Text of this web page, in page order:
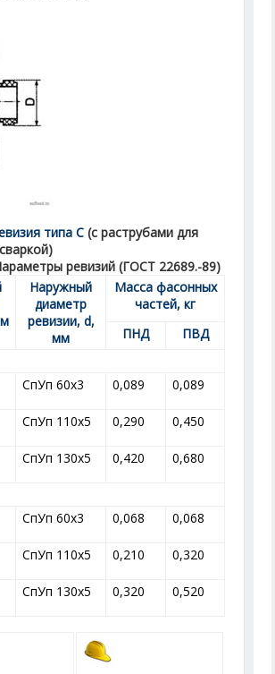
типа С (с раструбами для
ревизий (ГОСТ 22689.-89)
Наружный
диаметр
ревизии, d,
мм
Масса фасонных
частей, кг
ПНД
ПВД
СпУп 60x3 0,089 0,089
СпУп 110x5 0,290 0,450
СпУп 130x5 0,420 0,680
СпУп 60x3 0,068 0,068
СпУп 110x5 0,210 0,320
СпУп 130x5 0,320 0,520